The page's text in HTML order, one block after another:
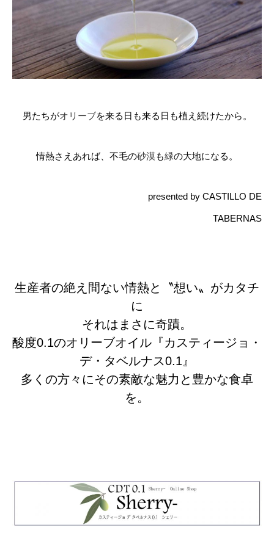
男たちがオリーブを来る日も来る日も植え続けたから。
情熱さえあれば、不毛の砂漠も緑の大地になる。
presented by CASTILLO DE
TABERNAS
生産者の絶え間ない情熱と〝想い〟がカタチ
に
それはまさに奇蹟。
酸度0.1のオリーブオイル『カスティージョ・
デ・タベルナス0.1』
多くの方々にその素敵な魅力と豊かな食卓
を。